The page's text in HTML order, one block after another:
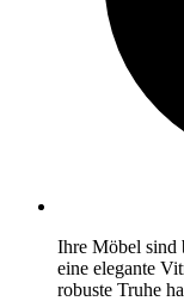
Ihre Möbel sind
eine elegante
robuste Truhe